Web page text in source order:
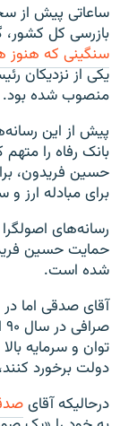
ساعاتی پیش از
بازرسی کل کشور،
سنگینی که هنوز
یکی از نزدیکان
منصوب شده بود.
پیش از این
بانک رفاه را
حسین فریدون،
برای مبادله ارز و
رسانه‌های
حمایت حسین
شده است.
آقای صدقی اما
توان و سرمایه
دولت برخورد کنند،
درحالیکه آقایصدقی